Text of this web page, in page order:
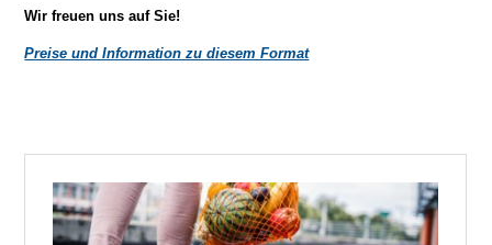
Wir freuen uns auf Sie!
Preise und Information zu diesem Format